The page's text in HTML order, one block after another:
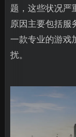
题，这些状况严
原因主要包括服
一款专业的游戏
扰。